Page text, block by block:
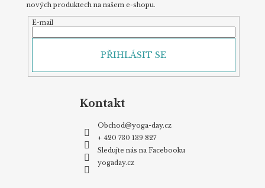
nových produktech na našem e-shopu.
E-mail
PŘIHLÁSIT SE
Kontakt
Obchod@yoga-day.cz
+ 420 730 139 827
Sledujte nás na Facebooku
yogaday.cz